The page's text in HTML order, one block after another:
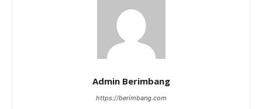
Admin Berimbang
https://berimbang.com